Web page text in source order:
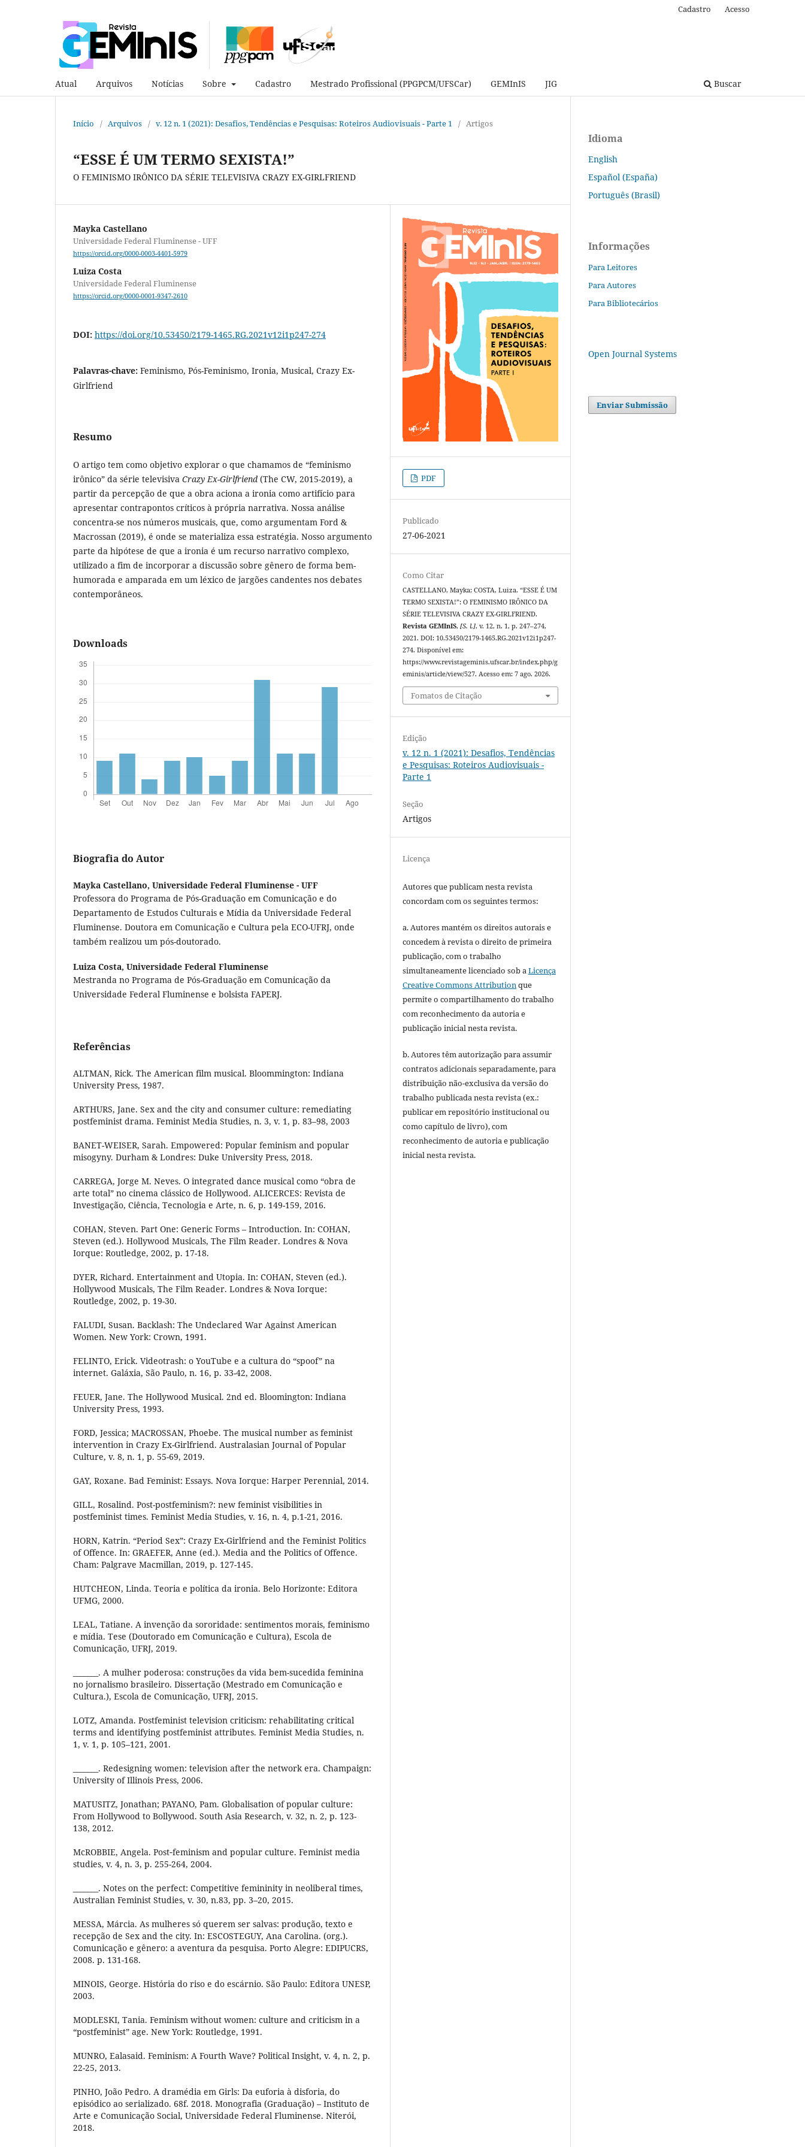
Atual Arquivos Notícias Sobre Cadastro Mestrado Profissional (PPGPCM/UFSCar) GEMInIS JIG Buscar
Cadastro Acesso
Início / Arquivos / v. 12 n. 1 (2021): Desafios, Tendências e Pesquisas: Roteiros Audiovisuais - Parte 1 / Artigos
“ESSE É UM TERMO SEXISTA!”
O FEMINISMO IRÔNICO DA SÉRIE TELEVISIVA CRAZY EX-GIRLFRIEND
Mayka Castellano
Universidade Federal Fluminense - UFF
https://orcid.org/0000-0003-4401-5979
Luiza Costa
Universidade Federal Fluminense
https://orcid.org/0000-0001-9347-2610
DOI: https://doi.org/10.53450/2179-1465.RG.2021v12i1p247-274
Palavras-chave: Feminismo, Pós-Feminismo, Ironia, Musical, Crazy Ex-
Girlfriend
Resumo
O artigo tem como objetivo explorar o que chamamos de “feminismo
irônico” da série televisiva Crazy Ex-Girlfriend (The CW, 2015-2019), a
partir da percepção de que a obra aciona a ironia como artifício para
apresentar contrapontos críticos à própria narrativa. Nossa análise
concentra-se nos números musicais, que, como argumentam Ford &
Macrossan (2019), é onde se materializa essa estratégia. Nosso argumento
parte da hipótese de que a ironia é um recurso narrativo complexo,
utilizado a fim de incorporar a discussão sobre gênero de forma bem-
humorada e amparada em um léxico de jargões candentes nos debates
contemporâneos.
Downloads
Biografia do Autor
Mayka Castellano, Universidade Federal Fluminense - UFF
Professora do Programa de Pós-Graduação em Comunicação e do
Departamento de Estudos Culturais e Mídia da Universidade Federal
Fluminense. Doutora em Comunicação e Cultura pela ECO-UFRJ, onde
também realizou um pós-doutorado.
Luiza Costa, Universidade Federal Fluminense
Mestranda no Programa de Pós-Graduação em Comunicação da
Universidade Federal Fluminense e bolsista FAPERJ.
Referências
ALTMAN, Rick. The American film musical. Bloommington: Indiana
University Press, 1987.
ARTHURS, Jane. Sex and the city and consumer culture: remediating
postfeminist drama. Feminist Media Studies, n. 3, v. 1, p. 83–98, 2003
BANET-WEISER, Sarah. Empowered: Popular feminism and popular
misogyny. Durham & Londres: Duke University Press, 2018.
CARREGA, Jorge M. Neves. O integrated dance musical como “obra de
arte total” no cinema clássico de Hollywood. ALICERCES: Revista de
Investigação, Ciência, Tecnologia e Arte, n. 6, p. 149-159, 2016.
COHAN, Steven. Part One: Generic Forms – Introduction. In: COHAN,
Steven (ed.). Hollywood Musicals, The Film Reader. Londres & Nova
Iorque: Routledge, 2002, p. 17-18.
DYER, Richard. Entertainment and Utopia. In: COHAN, Steven (ed.).
Hollywood Musicals, The Film Reader. Londres & Nova Iorque:
Routledge, 2002, p. 19-30.
FALUDI, Susan. Backlash: The Undeclared War Against American
Women. New York: Crown, 1991.
FELINTO, Erick. Videotrash: o YouTube e a cultura do “spoof” na
internet. Galáxia, São Paulo, n. 16, p. 33-42, 2008.
FEUER, Jane. The Hollywood Musical. 2nd ed. Bloomington: Indiana
University Press, 1993.
FORD, Jessica; MACROSSAN, Phoebe. The musical number as feminist
intervention in Crazy Ex-Girlfriend. Australasian Journal of Popular
Culture, v. 8, n. 1, p. 55-69, 2019.
GAY, Roxane. Bad Feminist: Essays. Nova Iorque: Harper Perennial, 2014.
GILL, Rosalind. Post-postfeminism?: new feminist visibilities in
postfeminist times. Feminist Media Studies, v. 16, n. 4, p.1-21, 2016.
HORN, Katrin. “Period Sex”: Crazy Ex-Girlfriend and the Feminist Politics
of Offence. In: GRAEFER, Anne (ed.). Media and the Politics of Offence.
Cham: Palgrave Macmillan, 2019, p. 127-145.
HUTCHEON, Linda. Teoria e política da ironia. Belo Horizonte: Editora
UFMG, 2000.
LEAL, Tatiane. A invenção da sororidade: sentimentos morais, feminismo
e mídia. Tese (Doutorado em Comunicação e Cultura), Escola de
Comunicação, UFRJ, 2019.
_______. A mulher poderosa: construções da vida bem-sucedida feminina
no jornalismo brasileiro. Dissertação (Mestrado em Comunicação e
Cultura.), Escola de Comunicação, UFRJ, 2015.
LOTZ, Amanda. Postfeminist television criticism: rehabilitating critical
terms and identifying postfeminist attributes. Feminist Media Studies, n.
1, v. 1, p. 105–121, 2001.
_______. Redesigning women: television after the network era. Champaign:
University of Illinois Press, 2006.
MATUSITZ, Jonathan; PAYANO, Pam. Globalisation of popular culture:
From Hollywood to Bollywood. South Asia Research, v. 32, n. 2, p. 123-
138, 2012.
McROBBIE, Angela. Post‐feminism and popular culture. Feminist media
studies, v. 4, n. 3, p. 255-264, 2004.
_______. Notes on the perfect: Competitive femininity in neoliberal times,
Australian Feminist Studies, v. 30, n.83, pp. 3–20, 2015.
MESSA, Márcia. As mulheres só querem ser salvas: produção, texto e
recepção de Sex and the city. In: ESCOSTEGUY, Ana Carolina. (org.).
Comunicação e gênero: a aventura da pesquisa. Porto Alegre: EDIPUCRS,
2008. p. 131-168.
MINOIS, George. História do riso e do escárnio. São Paulo: Editora UNESP,
2003.
MODLESKI, Tania. Feminism without women: culture and criticism in a
“postfeminist” age. New York: Routledge, 1991.
MUNRO, Ealasaid. Feminism: A Fourth Wave? Political Insight, v. 4, n. 2, p.
22-25, 2013.
PINHO, João Pedro. A dramédia em Girls: Da euforia à disforia, do
episódico ao serializado. 68f. 2018. Monografia (Graduação) – Instituto de
Arte e Comunicação Social, Universidade Federal Fluminense. Niterói,
2018.
PDF
Publicado
27-06-2021
Como Citar
CASTELLANO, Mayka; COSTA, Luiza. “ESSE É UM
TERMO SEXISTA!”: O FEMINISMO IRÔNICO DA
SÉRIE TELEVISIVA CRAZY EX-GIRLFRIEND.
Revista GEMInIS,[S. l.], v. 12, n. 1, p. 247–274,
2021. DOI: 10.53450/2179-1465.RG.2021v12i1p247-
274. Disponível em:
https://www.revistageminis.ufscar.br/index.php/g
eminis/article/view/527. Acesso em: 7 ago. 2026.
Fomatos de Citação
Edição
v. 12 n. 1 (2021): Desafios, Tendências
e Pesquisas: Roteiros Audiovisuais -
Parte 1
Seção
Artigos
Licença
Autores que publicam nesta revista
concordam com os seguintes termos:
a. Autores mantém os direitos autorais e
concedem à revista o direito de primeira
publicação, com o trabalho
simultaneamente licenciado sob aLicença
Creative Commons Attributionque
permite o compartilhamento do trabalho
com reconhecimento da autoria e
publicação inicial nesta revista.
b. Autores têm autorização para assumir
contratos adicionais separadamente, para
distribuição não-exclusiva da versão do
trabalho publicada nesta revista (ex.:
publicar em repositório institucional ou
como capítulo de livro), com
reconhecimento de autoria e publicação
inicial nesta revista.
Idioma
English
Español (España)
Português (Brasil)
Informações
Para Leitores
Para Autores
Para Bibliotecários
Open Journal Systems
Enviar Submissão